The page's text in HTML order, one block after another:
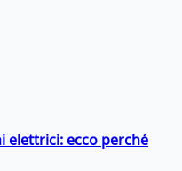
elettrici: ecco perché